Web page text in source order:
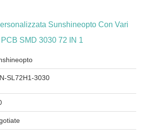
Sunshineopto Con Vari
SMD 3030 72 IN 1
SL72H1-3030